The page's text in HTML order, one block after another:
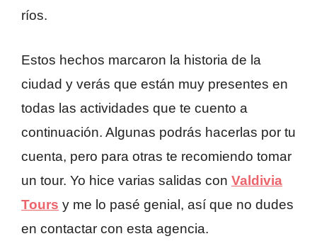
ríos.
Estos hechos marcaron la historia de la
ciudad y verás que están muy presentes en
todas las actividades que te cuento a
continuación. Algunas podrás hacerlas por tu
cuenta, pero para otras te recomiendo tomar
un tour. Yo hice varias salidas con Valdivia
Tours y me lo pasé genial, así que no dudes
en contactar con esta agencia.